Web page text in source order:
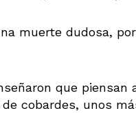
muerte dudosa,
que piensan
cobardes, unos